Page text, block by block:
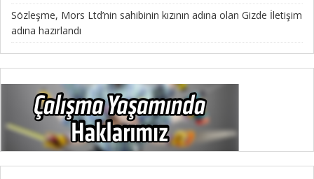
Sözleşme, Mors Ltd’nin sahibinin kızının adına olan Gizde İletişim
adına hazırlandı